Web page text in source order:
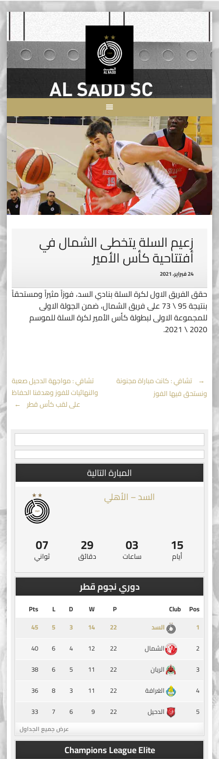
content
زعيم السلة يتخطى الشمال في
أفتتاحية كأس الأمير
24 فبراير، 2021
حقق الفريق الاول لكرة السلة بنادي السد، فوزاً مثيراً ومستحقاً
بنتيجة 95 \ 73 على فريق الشمال، ضمن الجولة الاولى
للمجموعة الاولى لبطولة كأس الأمير لكرة السلة للموسم
2020 \ 2021.
Post
← تشافي : كانت مباراة مجنونة
ونستحق فيها الفوز
تشافي : مواجهة الدحيل صعبة
والنهائيات للفوز وهدفنا الحفاظ
على لقب كأس قطر
→
المبارة التالية
السد – الأهلي
15
أيام
03
ساعات
29
دقائق
07
ثواني
دوري نجوم قطر
Pos
Club
P
W
D
L
Pts
1
السد ‏22
14
3
5
45
2
الشمال 22
12
4
6
40
3
الريان 22
11
5
6
38
4
الغرافة 22
11
3
8
36
5
الدحيل 22
9
6
7
33
عرض جميع الجداول
Champions League Elite